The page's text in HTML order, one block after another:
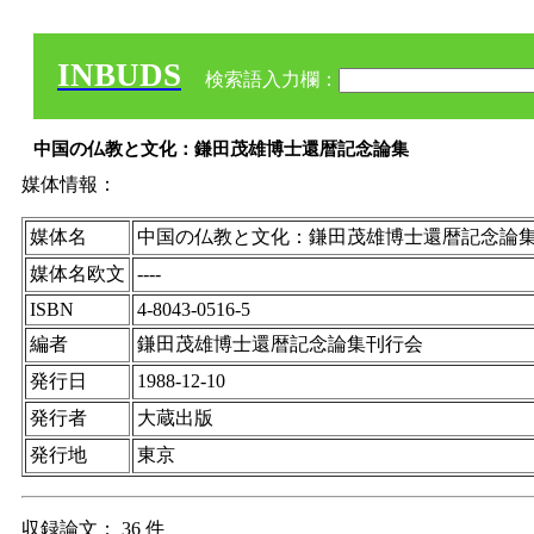
INBUDS 検索語入力欄：
中国の仏教と文化：鎌田茂雄博士還暦記念論集
媒体情報：
媒体名
中国の仏教と文化：鎌田茂雄博士還暦記念論
媒体名欧文
----
ISBN
4-8043-0516-5
編者
鎌田茂雄博士還暦記念論集刊行会
発行日
1988-12-10
発行者
大蔵出版
発行地
東京
収録論文： 36 件